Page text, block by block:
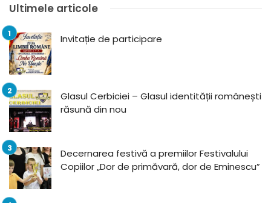
Ultimele articole
Invitație de participare
Glasul Cerbiciei – Glasul identității românești
răsună din nou
Decernarea festivă a premiilor Festivalului
Copiilor „Dor de primăvară, dor de Eminescu”